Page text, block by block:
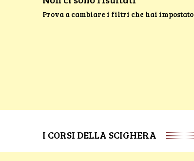
Prova a cambiare i filtri che hai impostato
I CORSI DELLA SCIGHERA